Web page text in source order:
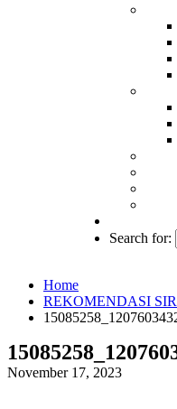
Search for:
Home
REKOMENDASI
November 17, 2023